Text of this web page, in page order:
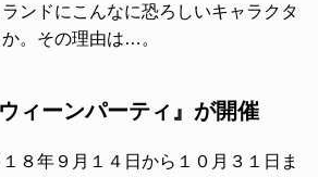
ンドにこんなに恐ろしいキャラクタ
。その理由は…。
ィーンパーティ』が開催
８年９月１４日から１０月３１日ま